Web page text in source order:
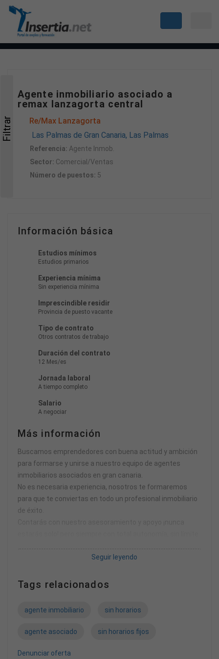
Agente inmobiliario asociado a
remax lanzagorta central
Re/Max Lanzagorta
Las Palmas de Gran Canaria, Las Palmas
Referencia: Agente Inmob.
Sector: Comercial/Ventas
Número de puestos: 5
Información básica
Estudios mínimos
Estudios primarios
Experiencia mínima
Sin experiencia mínima
Imprescindible residir
Provincia de puesto vacante
Tipo de contrato
Otros contratos de trabajo
Duración del contrato
12 Mes/es
Jornada laboral
A tiempo completo
Salario
A negociar
Más información
Buscamos emprendedores con buena actitud y ambición
para formarse y unirse a nuestro equipo de agentes
inmobiliarios asociados en gran canaria.
No es necesaria experiencia, nosotros te formaremos
para que te conviertas en todo un profesional inmobiliario
de éxito.
mercado profesional con unos honorarios del 40 % de los
¿Qué hace un agente asociado a re/max lanzagorta
Estudia el mercado donde trabaja.
Capta nuevos inmuebles para la venta.
cartera.
Seguir leyendo
Tags relacionados
agente inmobiliario sin horarios
agente asociado sin horarios fijos
Denunciar oferta
Filtrar